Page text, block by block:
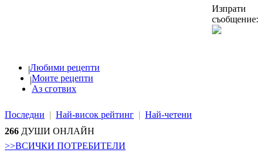
Изпрати
съобщение:
Любими рецепти
|
Моите рецепти
|
Аз сготвих
Последни | Най-висок рейтинг | Най-четени
266 ДУШИ ОНЛАЙН
>>ВСИЧКИ ПОТРЕБИТЕЛИ